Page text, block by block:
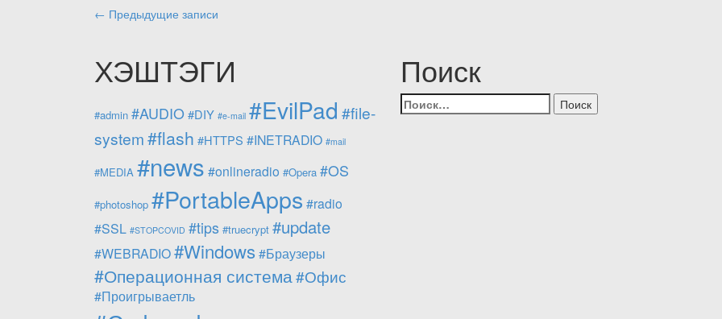
Навигация
записям
← Предыдущие записи
ХЭШТЭГИ
#admin #AUDIO#DIY #e-mail #EvilPad #file-
system#flash #HTTPS #INETRADIO #mail
#MEDIA #news #onlineradio #Opera #OS
#photoshop #PortableApps #radio
#SSL #STOPCOVID #tips #truecrypt #update
#WEBRADIO#Windows #Браузеры
#Операционная система#Офис
#Проигрываетль
Поиск
Найти: